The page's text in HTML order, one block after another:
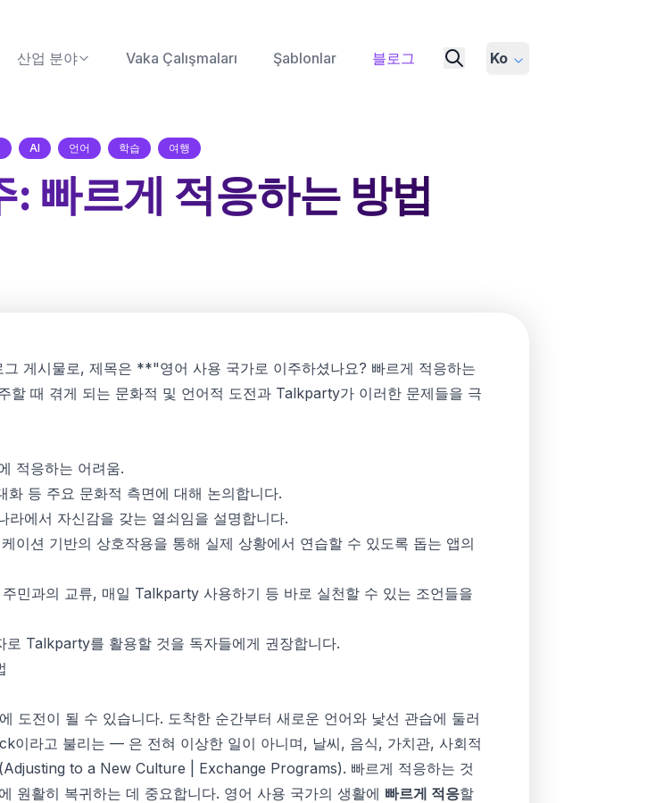
산업 분야 Vaka Çalışmaları Şablonlar 블로그 Ko
AI 언어 학습 여행
빠르게 적응하는 방법
게시물로, 제목은 **"영어 사용 국가로 이주하셨나요? 빠르게 적응하는
때 겪게 되는 문화적 및 언어적 도전과 Talkparty가 이러한 문제들을 극
적응하는 어려움.
등 주요 문화적 측면에 대해 논의합니다.
라에서 자신감을 갖는 열쇠임을 설명합니다.
이션 기반의 상호작용을 통해 실제 상황에서 연습할 수 있도록 돕는 앱의
민과의 교류, 매일 Talkparty 사용하기 등 바로 실천할 수 있는 조언들을
Talkparty를 활용할 것을 독자들에게 권장합니다.
도전이 될 수 있습니다. 도착한 순간부터 새로운 언어와 낯선 관습에 둘러
이라고 불리는 — 은 전혀 이상한 일이 아니며, 날씨, 음식, 가치관, 사회적
Adjusting to a New Culture | Exchange Programs). 빠르게 적응하는 것
원활히 복귀하는 데 중요합니다. 영어 사용 국가의 생활에 빠르게 적응할